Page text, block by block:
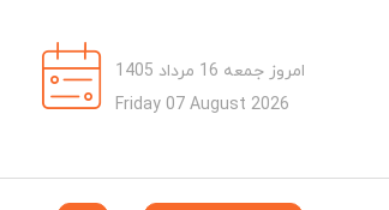
امروز جمعه 16 مرداد 1405
Friday 07 August 2026